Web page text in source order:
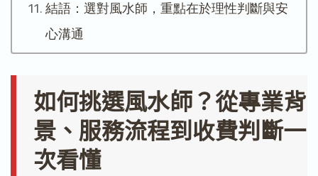
結語：選對風水師，重點在於理性判斷與安
心溝通
如何挑選風水師？從專業背
景、服務流程到收費判斷一
次看懂